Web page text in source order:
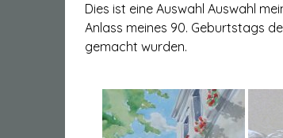
Dies ist eine Auswahl Auswahl
Anlass meines 90. Geburtstags
gemacht wurden.